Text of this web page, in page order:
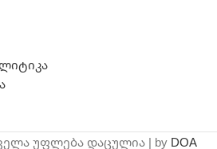
უფლება დაცულია | by DOA